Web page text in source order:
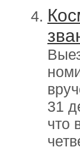
31
что